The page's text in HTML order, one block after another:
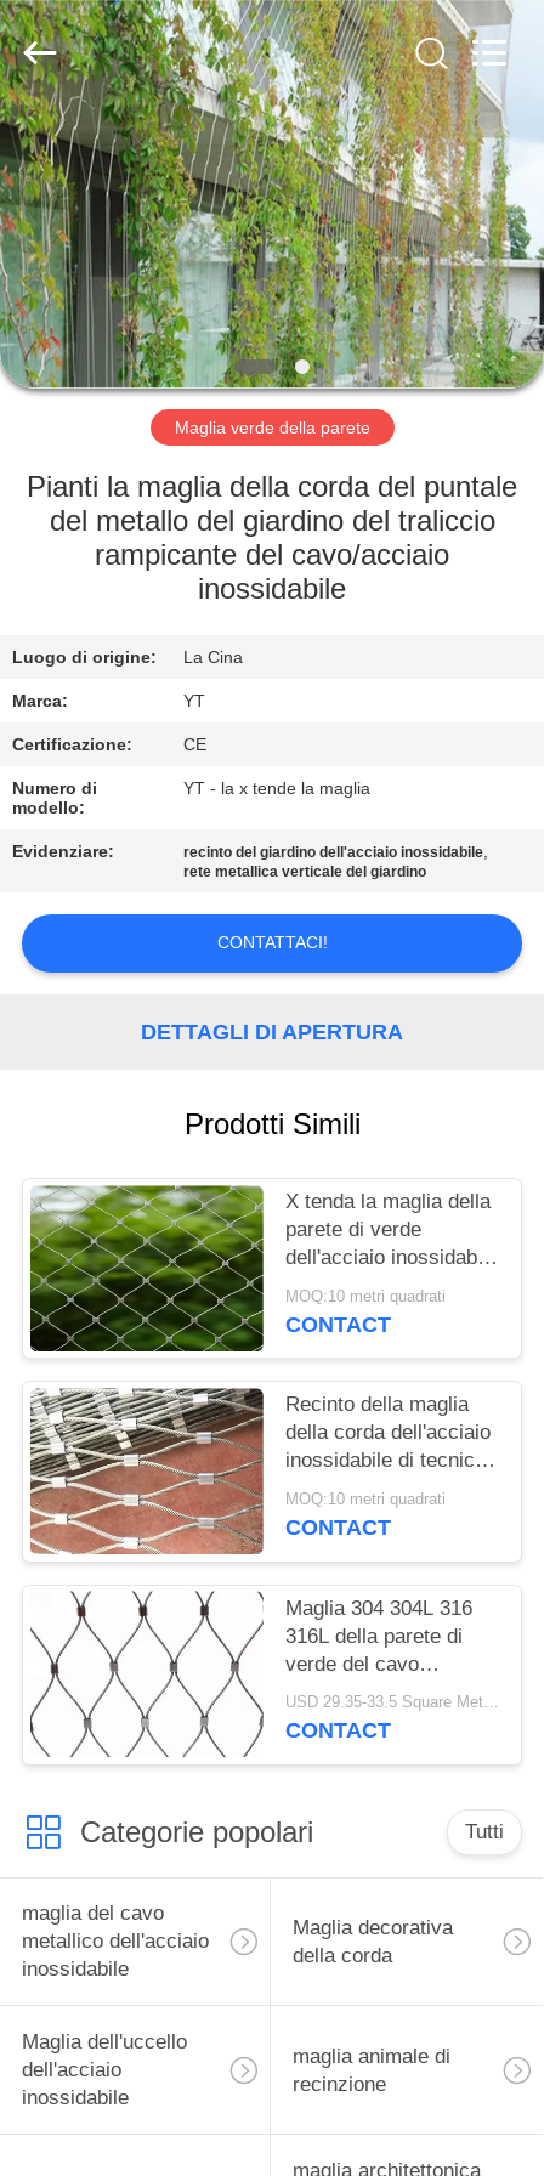
CASA
PRODOTTI
CIRCA
NOI
GIRO
FABBRICA
CONTROLLO
CONTATTICI
NOTIZIE
RICHIEDA
CITAZIONE
PRIVACY
POLICY
Anping
Yuntong
Metal
Mesh
Co.,
Ltd..
All
Rights
Reserved.
Maglia verde della parete
Pianti la maglia della corda del puntale
del metallo del giardino del traliccio
rampicante del cavo/acciaio
inossidabile
Luogo di origine: La Cina
Marca: YT
Certificazione: CE
Numero di
modello:
YT - la x tende la maglia
Evidenziare: recinto del giardino dell'acciaio inossidabile,
rete metallica verticale del giardino
CONTATTACI!
DETTAGLI DI APERTURA
Prodotti Simili
X tenda la maglia della
parete di verde
dell'acciaio inossidabile
per le piante che
sostengono/recinto del
MOQ:10 metri quadrati
CONTACT
Recinto della maglia
della corda dell'acciaio
inossidabile di tecnica
delle mani per il
sistema della parete e
MOQ:10 metri quadrati
CONTACT
Maglia 304 304L 316
316L della parete di
verde del cavo
metallico dell'acciaio
inossidabile
USD 29.35-33.5 Square Meters MOQ:10 metri quadrati
CONTACT
Categorie popolari Tutti
maglia del cavo
metallico dell'acciaio
inossidabile
Maglia decorativa
della corda
Maglia dell'uccello
dell'acciaio
inossidabile
maglia animale di
recinzione
maglia architettonica